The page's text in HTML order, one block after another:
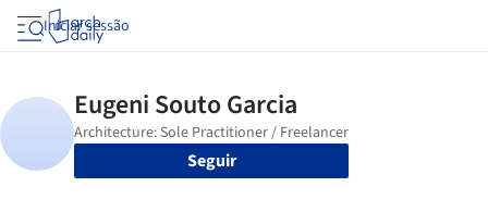
Iniciar sessão
Seguir